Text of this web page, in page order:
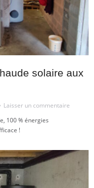
solaire aux
Laisser un commentaire
100 % énergies
!